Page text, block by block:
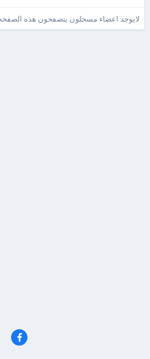
لايوجد اعضاء مسجلون يتصفحون هذه الصفحه